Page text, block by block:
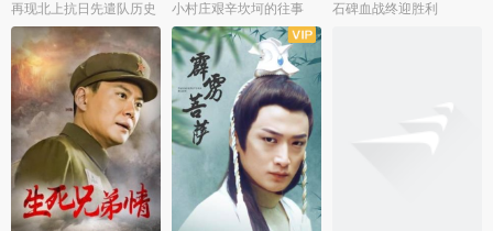
再现北上抗日先遣队历史 小村庄艰辛坎坷的往事
石碑血战终迎胜利
全37集
全40集